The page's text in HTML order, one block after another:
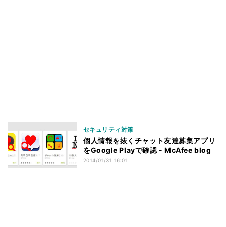
セキュリティ対策
個人情報を抜くチャット友達募集アプリ
をGoogle Playで確認 - McAfee blog
2014/01/31 16:01